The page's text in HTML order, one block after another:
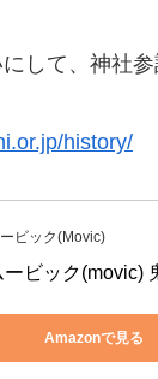
して、神社
history/
ビック(Movic)
ービック(movic)
Amazonで見る